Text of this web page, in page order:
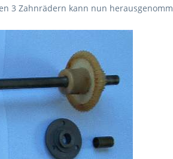
3 Zahnrädern kann nun